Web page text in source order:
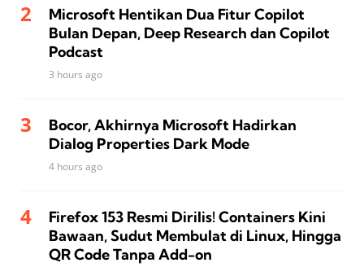
Microsoft Hentikan Dua Fitur Copilot
Bulan Depan, Deep Research dan Copilot
Podcast
3 hours ago
Bocor, Akhirnya Microsoft Hadirkan
Dialog Properties Dark Mode
4 hours ago
Firefox 153 Resmi Dirilis! Containers Kini
Bawaan, Sudut Membulat di Linux, Hingga
QR Code Tanpa Add-on